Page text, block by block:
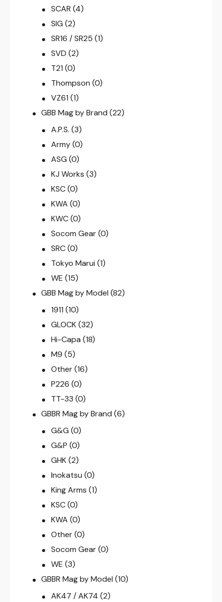
SCAR (4)
SIG (2)
SR16 / SR25 (1)
SVD (2)
T21 (0)
Thompson (0)
VZ61 (1)
GBB Mag by Brand (22)
A.P.S. (3)
Army (0)
ASG (0)
KJ Works (3)
KSC (0)
KWA (0)
KWC (0)
Socom Gear (0)
SRC (0)
Tokyo Marui (1)
WE (15)
GBB Mag by Model (82)
1911 (10)
GLOCK (32)
Hi-Capa (18)
M9 (5)
Other (16)
P226 (0)
TT-33 (0)
GBBR Mag by Brand (6)
G&G (0)
G&P (0)
GHK (2)
Inokatsu (0)
King Arms (1)
KSC (0)
KWA (0)
Other (0)
Socom Gear (0)
WE (3)
GBBR Mag by Model (10)
AK47 / AK74 (2)